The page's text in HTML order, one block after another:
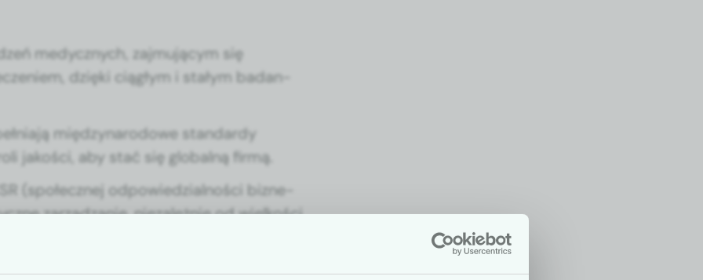
medy­cznych, zaj­mu­ją­cym się
dzię­ki ciągłym i stałym badan­
między­nar­o­dowe stan­dardy
jakoś­ci, aby stać się glob­al­ną fir­mą.
(społecznej odpowiedzial­noś­ci biz­ne­
zarządzanie, nieza­leżnie od wielkoś­ci